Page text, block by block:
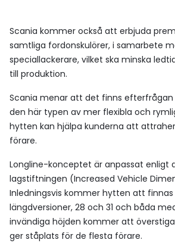
Scania kommer också att erbjuda
samtliga fordonskulörer, i samarbete
speciallackerare, vilket ska minska
till produktion.
Scania menar att det finns
den här typen av mer flexibla och
hytten kan hjälpa kunderna att
förare.
Longline-konceptet är anpassat enligt
lagstiftningen (Increased Vehicle
Inledningsvis kommer hytten att finnas
längdversioner, 28 och 31 och båda
invändiga höjden kommer att
ger ståplats för de flesta förare.